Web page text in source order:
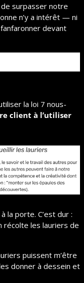
de surpasser notre
n’y a intérêt — ni
devant
la loi 7 nous-
client à l’utiliser
la porte. C’est dur :
récolte les lauriers de
puissent m’être
donner à dessein et